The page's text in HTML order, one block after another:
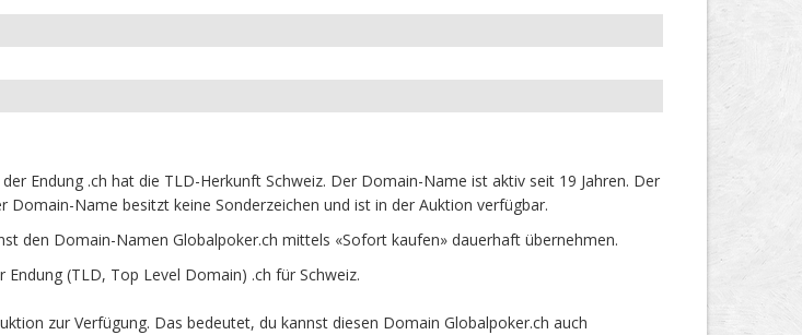
Endung .ch hat die TLD-Herkunft Schweiz. Der Domain-Name ist aktiv seit 19 Jahren. Der
Name besitzt keine Sonderzeichen und ist in der Auktion verfügbar.
den Domain-Namen Globalpoker.ch mittels «Sofort kaufen» dauerhaft übernehmen.
(TLD, Top Level Domain) .ch für Schweiz.
zur Verfügung. Das bedeutet, du kannst diesen Domain Globalpoker.ch auch